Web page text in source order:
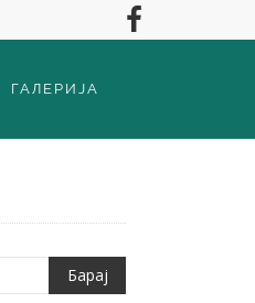
ГАЛЕРИЈА